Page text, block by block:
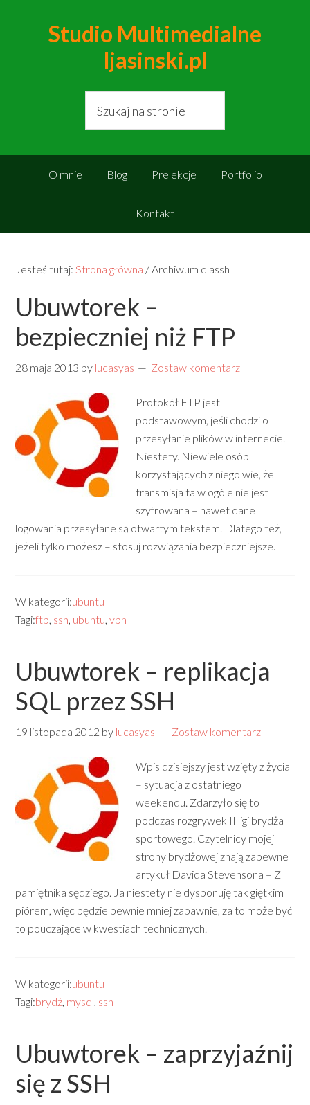
Studio Multimedialne
ljasinski.pl
O mnie Blog Prelekcje Portfolio
Kontakt
Jesteś tutaj:Strona główna /Archiwum dlassh
Ubuwtorek –
bezpieczniej niż FTP
28 maja 2013 by lucasyas Zostaw komentarz
Protokół FTP jest
podstawowym, jeśli chodzi o
przesyłanie plików w internecie.
Niestety. Niewiele osób
korzystających z niego wie, że
transmisja ta w ogóle nie jest
szyfrowana – nawet dane
logowania przesyłane są otwartym tekstem. Dlatego też,
jeżeli tylko możesz – stosuj rozwiązania bezpieczniejsze.
W kategorii:ubuntu
Tagi:ftp, ssh, ubuntu,vpn
Ubuwtorek – replikacja
SQL przez SSH
19 listopada 2012 by lucasyas Zostaw komentarz
Wpis dzisiejszy jest wzięty z życia
– sytuacja z ostatniego
weekendu. Zdarzyło się to
podczas rozgrywek II ligi brydża
sportowego. Czytelnicy mojej
strony brydżowej znają zapewne
artykuł Davida Stevensona – Z
pamiętnika sędziego. Ja niestety nie dysponuję tak giętkim
piórem, więc będzie pewnie mniej zabawnie, za to może być
to pouczające w kwestiach technicznych.
W kategorii:ubuntu
Tagi:brydż, mysql, ssh
Ubuwtorek – zaprzyjaźnij
się z SSH